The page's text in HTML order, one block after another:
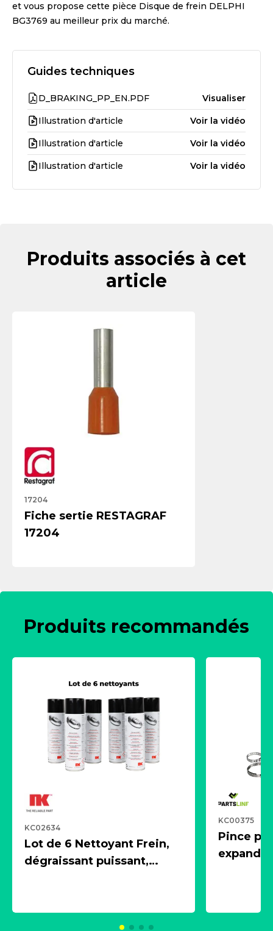
et vous propose cette pièce Disque de frein DELPHI
BG3769 au meilleur prix du marché.
Guides techniques
D_BRAKING_PP_EN.PDF Visualiser
Illustration d'article Voir la vidéo
Illustration d'article Voir la vidéo
Illustration d'article Voir la vidéo
Produits associés à cet
article
17204
Fiche sertie RESTAGRAF
17204
Produits recommandés
KC02634
Lot de 6 Nettoyant Frein,
dégraissant puissant,
KC00375
Pince